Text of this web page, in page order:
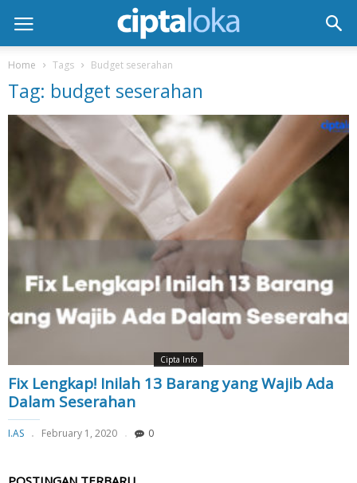
Home Tags Budget seserahan
Tag: budget seserahan
Cipta Info
Fix Lengkap! Inilah 13 Barang yang Wajib Ada
Dalam Seserahan
I.AS February 1, 2020 0